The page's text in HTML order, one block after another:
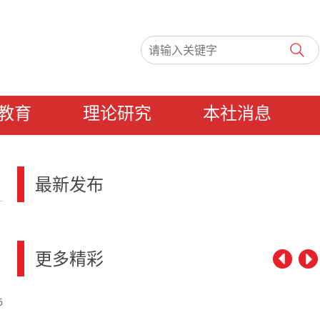
育 理论研究 本社消息
最新发布
更多精彩